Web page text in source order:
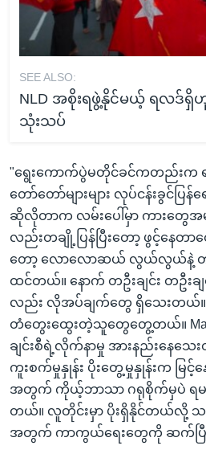
SEE ALSO:
NLD အစိုးရဖွဲ့နိုင်မယ့် ရလဒ်
သုံးသပ်
"ရွေးကောက်ပွဲမတိုင်ခင်ကတည်းက
တော်တော်များများ လုပ်ငန်းခွင်ပ
ဆိုလိုတာက လမ်းပေါ်မှာ ကားတွေအ
လည်းတချို့ပြန်ပြီးတော့ ဖွင့်နေတာ
တော့ လောလောဆယ် လွယ်လွယ်နဲ့
ထင်တယ်။ နောက် တဦးချင်း တဦးခ
လည်း လိုအပ်ချက်တွေ ရှိသေးတယ်။
တံတွေးထွေးတဲ့သူတွေတွေ့တယ်။
ချင်းစီရဲ့လိုက်နာမှု အားနည်းနေ
ကူးစက်မှုနှုန်း ပိုးတွေ့မှုနှုန်းက မြင့်
အတွက် ကိုယ့်ဘာသာ ဂရုစိုက်မှပဲ ရမ
တယ်။ လူတိုင်းမှာ ပိုးရှိနိုင်တယ်လို့ သ
အတွက် ကာကွယ်ရေးတွေကို ဆက်ပြီ